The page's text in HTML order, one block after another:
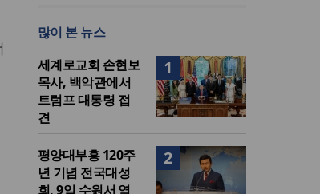
도’로 나라·한국교회·다음세대
세기총 “자유를 지키며 하나 된
희망의 미래를 향하여”
많이 본 뉴스
1
세계로교회 손현보
목사, 백악관에서
트럼프 대통령 접
견
2
평양대부흥 120주
년 기념 전국대성
회, 9일 수원서 열